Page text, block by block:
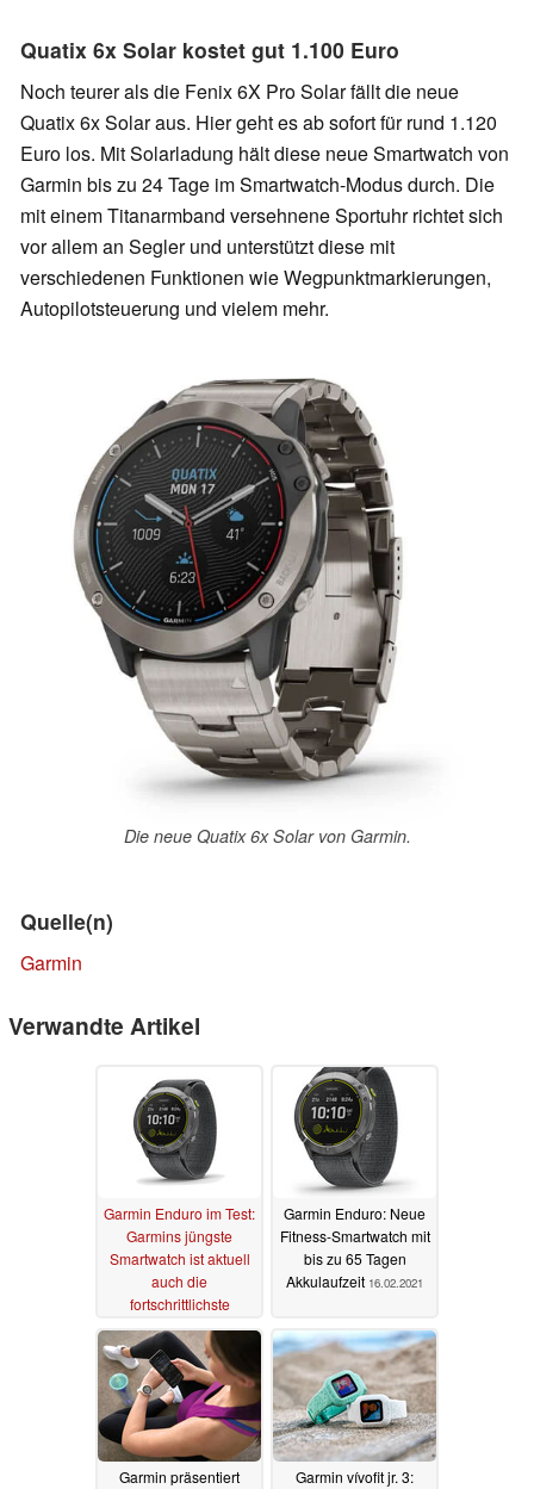
Quatix 6x Solar kostet gut 1.100 Euro
Noch teurer als die Fenix 6X Pro Solar fällt die neue
Quatix 6x Solar aus. Hier geht es ab sofort für rund 1.120
Euro los. Mit Solarladung hält diese neue Smartwatch von
Garmin bis zu 24 Tage im Smartwatch-Modus durch. Die
mit einem Titanarmband versehnene Sportuhr richtet sich
vor allem an Segler und unterstützt diese mit
verschiedenen Funktionen wie Wegpunktmarkierungen,
Autopilotsteuerung und vielem mehr.
Die neue Quatix 6x Solar von Garmin.
Quelle(n)
Garmin
Verwandte Artikel
Garmin Enduro im Test:
Garmins jüngste
Smartwatch ist aktuell
auch die
fortschrittlichste
07.03.2021
Garmin Enduro: Neue
Fitness-Smartwatch mit
bis zu 65 Tagen
Akkulaufzeit 16.02.2021
Garmin präsentiert
Garmin vívofit jr. 3: